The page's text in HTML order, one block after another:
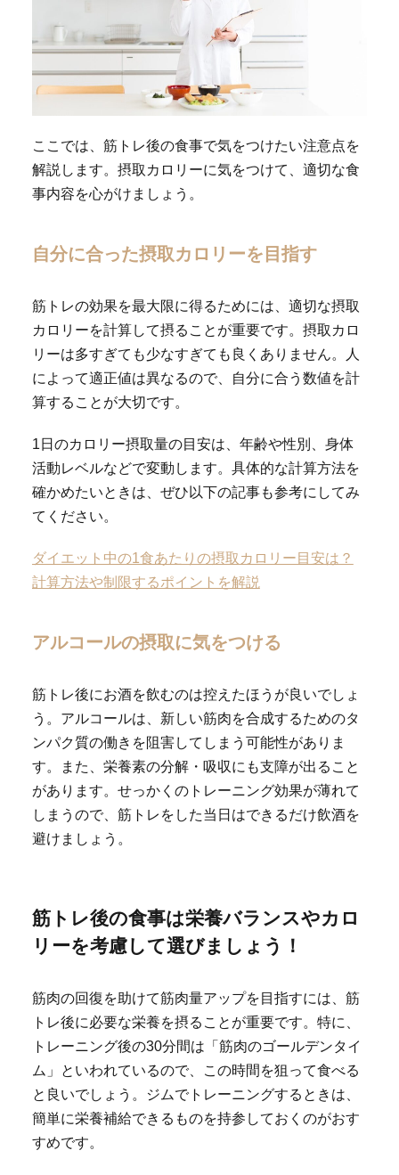
ここでは、筋トレ後の食事で気をつけたい注意点を
解説します。摂取カロリーに気をつけて、適切な食
事内容を心がけましょう。
自分に合った摂取カロリーを目指す
筋トレの効果を最大限に得るためには、適切な摂取
カロリーを計算して摂ることが重要です。摂取カロ
リーは多すぎても少なすぎても良くありません。人
によって適正値は異なるので、自分に合う数値を計
算することが大切です。
1日のカロリー摂取量の目安は、年齢や性別、身体
活動レベルなどで変動します。具体的な計算方法を
確かめたいときは、ぜひ以下の記事も参考にしてみ
てください。
ダイエット中の1食あたりの摂取カロリー目安は？
計算方法や制限するポイントを解説
アルコールの摂取に気をつける
筋トレ後にお酒を飲むのは控えたほうが良いでしょ
う。アルコールは、新しい筋肉を合成するためのタ
ンパク質の働きを阻害してしまう可能性がありま
す。また、栄養素の分解・吸収にも支障が出ること
があります。せっかくのトレーニング効果が薄れて
しまうので、筋トレをした当日はできるだけ飲酒を
避けましょう。
筋トレ後の食事は栄養バランスやカロ
リーを考慮して選びましょう！
筋肉の回復を助けて筋肉量アップを目指すには、筋
トレ後に必要な栄養を摂ることが重要です。特に、
トレーニング後の30分間は「筋肉のゴールデンタイ
ム」といわれているので、この時間を狙って食べる
と良いでしょう。ジムでトレーニングするときは、
簡単に栄養補給できるものを持参しておくのがおす
すめです。